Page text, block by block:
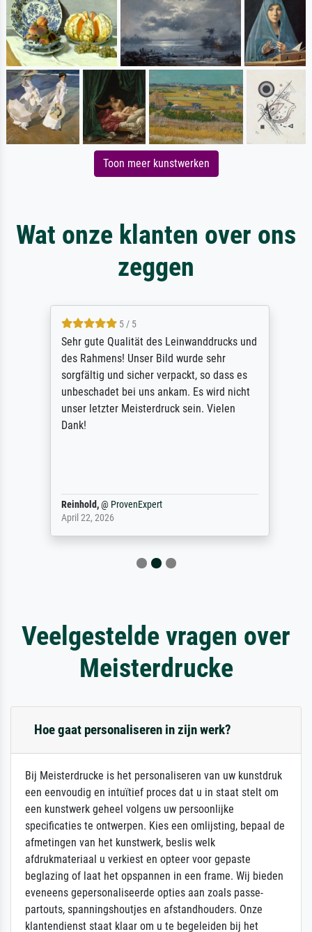
Toon meer kunstwerken
Wat onze klanten over ons
zeggen
5 / 5
Sehr gute Qualität des Leinwanddrucks und
des Rahmens! Unser Bild wurde sehr
sorgfältig und sicher verpackt, so dass es
unbeschadet bei uns ankam. Es wird nicht
unser letzter Meisterdruck sein. Vielen
Dank!
Reinhold,@ProvenExpert
April 22, 2026
Veelgestelde vragen over
Meisterdrucke
Hoe gaat personaliseren in zijn werk?
Bij Meisterdrucke is het personaliseren van uw kunstdruk
een eenvoudig en intuïtief proces dat u in staat stelt om
een kunstwerk geheel volgens uw persoonlijke
specificaties te ontwerpen. Kies een omlijsting, bepaal de
afmetingen van het kunstwerk, beslis welk
afdrukmateriaal u verkiest en opteer voor gepaste
beglazing of laat het opspannen in een frame. Wij bieden
eveneens gepersonaliseerde opties aan zoals passe-
partouts, spanningshoutjes en afstandhouders. Onze
klantendienst staat klaar om u te begeleiden bij het